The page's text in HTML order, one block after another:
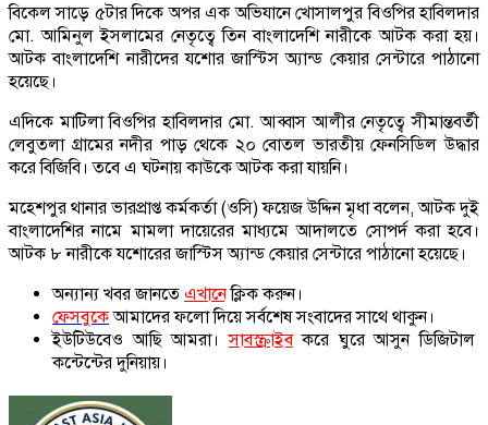
বিকেল সাড়ে ৫টার দিকে অপর এক অভিযানে খোসালপুর বিওপির হাবিলদার
মো. আমিনুল ইসলামের নেতৃত্বে তিন বাংলাদেশি নারীকে আটক করা হয়।
আটক বাংলাদেশি নারীদের যশোর জাস্টিস অ্যান্ড কেয়ার সেন্টারে পাঠানো
হয়েছে।
এদিকে মাটিলা বিওপির হাবিলদার মো. আব্বাস আলীর নেতৃত্বে সীমান্তবর্তী
লেবুতলা গ্রামের নদীর পাড় থেকে ২০ বোতল ভারতীয় ফেনসিডিল উদ্ধার
করে বিজিবি। তবে এ ঘটনায় কাউকে আটক করা যায়নি।
মহেশপুর থানার ভারপ্রাপ্ত কর্মকর্তা (ওসি) ফয়েজ উদ্দিন মৃধা বলেন, আটক দুই
বাংলাদেশির নামে মামলা দায়েরের মাধ্যমে আদালতে সোপর্দ করা হবে।
আটক ৮ নারীকে যশোরের জাস্টিস অ্যান্ড কেয়ার সেন্টারে পাঠানো হয়েছে।
অন্যান্য খবর জানতে এখানে ক্লিক করুন।
ফেসবুকেআমাদের ফলো দিয়ে সর্বশেষ সংবাদের সাথে থাকুন।
ইউটিউবেও আছি আমরা। সাবস্ক্রাইব করে ঘুরে আসুন ডিজিটাল
কন্টেন্টের দুনিয়ায়।